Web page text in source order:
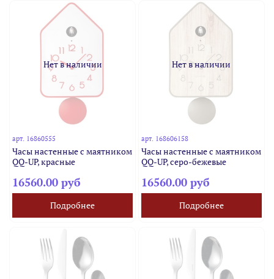
Нет в наличии
арт. 16860555
Часы настенные с маятником
QQ-UP, красные
16560.00 руб
Подробнее
Нет в наличии
арт. 168606158
Часы настенные с маятником
QQ-UP, серо-бежевые
16560.00 руб
Подробнее